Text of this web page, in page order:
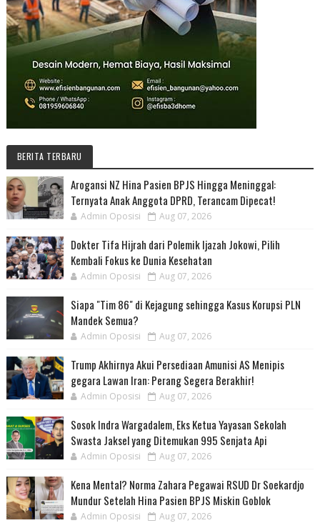
BERITA TERBARU
Arogansi NZ Hina Pasien BPJS Hingga Meninggal:
Ternyata Anak Anggota DPRD, Terancam Dipecat!
Admin Oposisi Aug 07, 2026
Dokter Tifa Hijrah dari Polemik Ijazah Jokowi, Pilih
Kembali Fokus ke Dunia Kesehatan
Admin Oposisi Aug 07, 2026
Siapa "Tim 86" di Kejagung sehingga Kasus Korupsi PLN
Mandek Semua?
Admin Oposisi Aug 07, 2026
Trump Akhirnya Akui Persediaan Amunisi AS Menipis
gegara Lawan Iran: Perang Segera Berakhir!
Admin Oposisi Aug 07, 2026
Sosok Indra Wargadalem, Eks Ketua Yayasan Sekolah
Swasta Jaksel yang Ditemukan 995 Senjata Api
Admin Oposisi Aug 07, 2026
Kena Mental? Norma Zahara Pegawai RSUD Dr Soekardjo
Mundur Setelah Hina Pasien BPJS Miskin Goblok
Admin Oposisi Aug 07, 2026